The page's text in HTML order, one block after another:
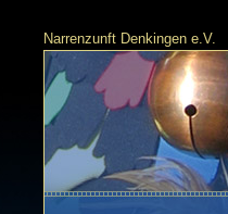
Narrenzunft Denkingen e.V.